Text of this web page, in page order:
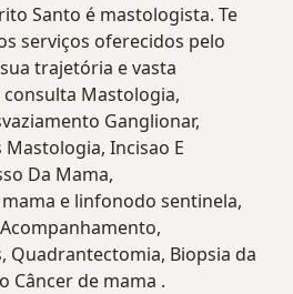
Santo é mastologista. Te
serviços oferecidos pelo
trajetória e vasta
Mastologia,
Ganglionar,
Incisao E
Da Mama,
e linfonodo sentinela,
Quadrantectomia, Biopsia da
Câncer de mama .